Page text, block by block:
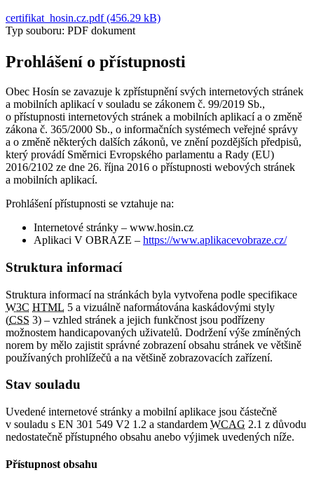
certifikat_hosin.cz.pdf (456.29 kB)
Typ souboru: PDF dokument
Prohlášení o přístupnosti
Obec Hosín se zavazuje k zpřístupnění svých internetových stránek
a mobilních aplikací v souladu se zákonem č. 99/2019 Sb.,
o přístupnosti internetových stránek a mobilních aplikací a o změně
zákona č. 365/2000 Sb., o informačních systémech veřejné správy
a o změně některých dalších zákonů, ve znění pozdějších předpisů,
který provádí Směrnici Evropského parlamentu a Rady (EU)
2016/2102 ze dne 26. října 2016 o přístupnosti webových stránek
a mobilních aplikací.
Prohlášení přístupnosti se vztahuje na:
Internetové stránky – www.hosin.cz
Aplikaci V OBRAZE – https://www.aplikacevobraze.cz/
Struktura informací
Struktura informací na stránkách byla vytvořena podle specifikace
W3C HTML 5 a vizuálně naformátována kaskádovými styly
(CSS 3) – vzhled stránek a jejich funkčnost jsou podřízeny
možnostem handicapovaných uživatelů. Dodržení výše zmíněných
norem by mělo zajistit správné zobrazení obsahu stránek ve většině
používaných prohlížečů a na většině zobrazovacích zařízení.
Stav souladu
Uvedené internetové stránky a mobilní aplikace jsou částečně
v souladu s EN 301 549 V2 1.2 a standardem WCAG 2.1 z důvodu
nedostatečně přístupného obsahu anebo výjimek uvedených níže.
Přístupnost obsahu